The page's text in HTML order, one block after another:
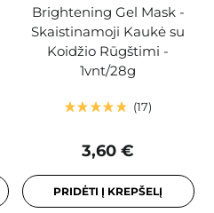
Brightening Gel Mask -
Skaistinamoji Kaukė su
Koidžio Rūgštimi -
1vnt/28g
17
3,60 €
PRIDĖTI Į KREPŠELĮ